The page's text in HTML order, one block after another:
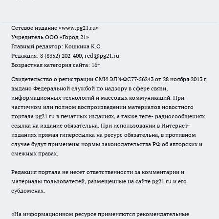
Сетевое издание «www.pg21.ru»
Учредитель ООО «Город 21»
Главный редактор: Кошкина К.С.
Редакция: 8 (8352) 202-400, red@pg21.ru
Возрастная категория сайта: 16+
Свидетельство о регистрации СМИ ЭЛ№ФС77-56243 от 28 ноября 2013 г.
выдано Федеральной службой по надзору в сфере связи,
информационных технологий и массовых коммуникаций. При
частичном или полном воспроизведении материалов новостного
портала pg21.ru в печатных изданиях, а также теле- радиосообщениях
ссылка на издание обязательна. При использовании в Интернет-
изданиях прямая гиперссылка на ресурс обязательна, в противном
случае будут применены нормы законодательства РФ об авторских и
смежных правах.
Редакция портала не несет ответственности за комментарии и
материалы пользователей, размещенные на сайте pg21.ru и его
субдоменах.
«На информационном ресурсе применяются рекомендательные